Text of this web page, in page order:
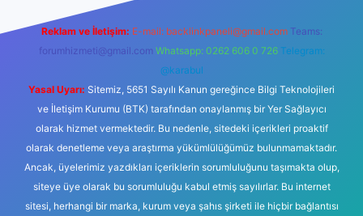
Reklam ve İletişim: E-mail: backlinkpaneli@gmail.com Teams:
forumhizmeti@gmail.com Whatsapp: 0262 606 0 726 Telegram:
@karabul
Yasal Uyarı: Sitemiz, 5651 Sayılı Kanun gereğince Bilgi Teknolojileri
ve İletişim Kurumu (BTK) tarafından onaylanmış bir Yer Sağlayıcı
olarak hizmet vermektedir. Bu nedenle, sitedeki içerikleri proaktif
olarak denetleme veya araştırma yükümlülüğümüz bulunmamaktadır.
Ancak, üyelerimiz yazdıkları içeriklerin sorumluluğunu taşımakta olup,
siteye üye olarak bu sorumluluğu kabul etmiş sayılırlar. Bu internet
sitesi, herhangi bir marka, kurum veya şahıs şirketi ile hiçbir bağlantısı